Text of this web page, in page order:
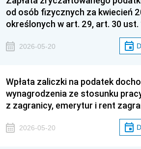
od osób fizycznych za kwiecień
określonych w art. 29, art. 30 ust.
2026-05-20
Wpłata zaliczki na podatek
wynagrodzenia ze stosunku
z zagranicy, emerytur i rent
2026-05-20